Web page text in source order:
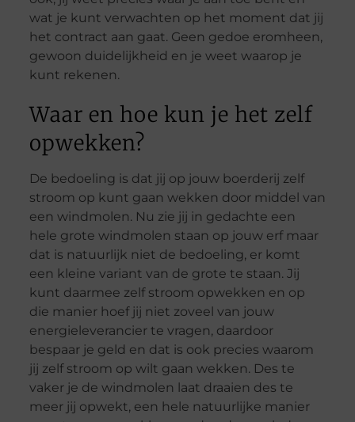
wat je kunt verwachten op het moment dat jij
het contract aan gaat. Geen gedoe eromheen,
gewoon duidelijkheid en je weet waarop je
kunt rekenen.
Waar en hoe kun je het zelf
opwekken?
De bedoeling is dat jij op jouw boerderij zelf
stroom op kunt gaan wekken door middel van
een windmolen. Nu zie jij in gedachte een
hele grote windmolen staan op jouw erf maar
dat is natuurlijk niet de bedoeling, er komt
een kleine variant van de grote te staan. Jij
kunt daarmee zelf stroom opwekken en op
die manier hoef jij niet zoveel van jouw
energieleverancier te vragen, daardoor
bespaar je geld en dat is ook precies waarom
jij zelf stroom op wilt gaan wekken. Des te
vaker je de windmolen laat draaien des te
meer jij opwekt, een hele natuurlijke manier